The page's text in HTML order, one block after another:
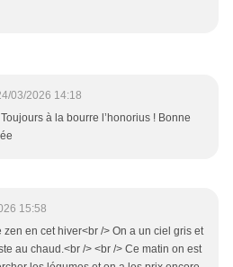
03/2026 14:18
à la bourre l’honorius ! Bonne
15:58
zen en cet hiver<br /> On a un ciel gris et
au chaud.<br /> <br /> Ce matin on est